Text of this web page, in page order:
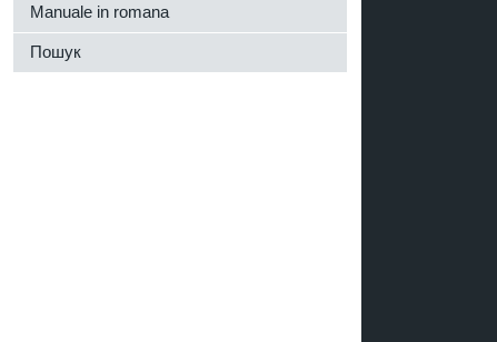
Manuale in romana
Пошук